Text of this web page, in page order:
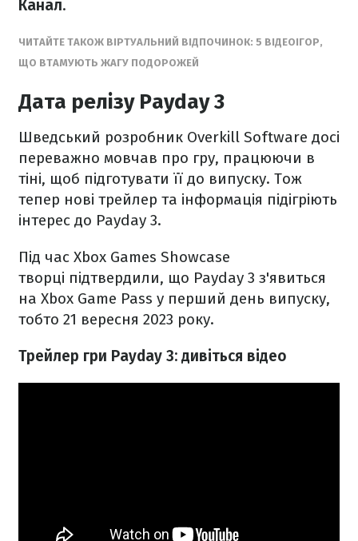
Канал.
ЧИТАЙТЕ ТАКОЖ ВІРТУАЛЬНИЙ ВІДПОЧИНОК: 5 ВІДЕОІГОР,
ЩО ВТАМУЮТЬ ЖАГУ ПОДОРОЖЕЙ
Дата релізу Payday 3
Шведський розробник Overkill Software досі
переважно мовчав про гру, працюючи в
тіні, щоб підготувати її до випуску. Тож
тепер нові трейлер та інформація підігріють
інтерес до Payday 3.
Під час Xbox Games Showcase
творці підтвердили, що Payday 3 з'явиться
на Xbox Game Pass у перший день випуску,
тобто 21 вересня 2023 року.
Трейлер гри Payday 3: дивіться відео